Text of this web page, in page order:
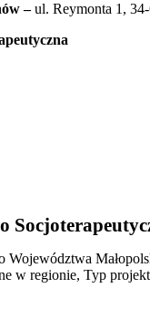
–ul. Reymonta 1,
w regionie, Typ